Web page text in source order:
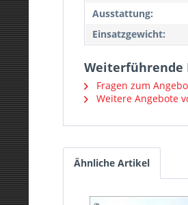
Ausstattung:
Einsatzgewicht:
Weiterführende
Fragen zum
Weitere Angebote
Ähnliche Artikel